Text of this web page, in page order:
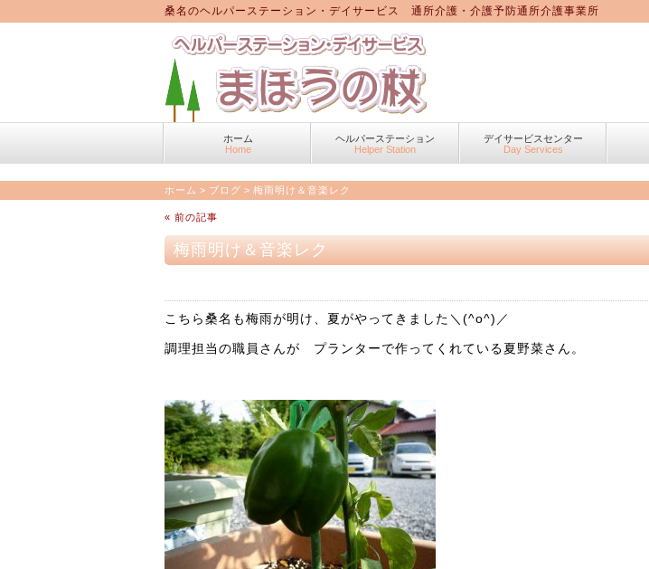
桑名のヘルパーステーション・デイサービス 通所介護・介護予防通所介護事業所
ホーム
Home
ヘルパーステーション
Helper Station
デイサービスセンター
Day Services
ホーム > ブログ > 梅雨明け＆音楽レク
« 前の記事
梅雨明け＆音楽レク
こちら桑名も梅雨が明け、夏がやってきました＼(^o^)／
調理担当の職員さんが プランターで作ってくれている夏野菜さん。